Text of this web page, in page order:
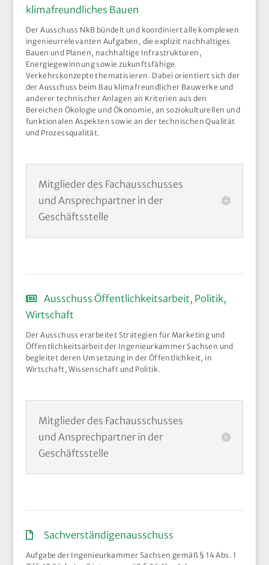
klimafreundliches Bauen
Der Ausschuss NkB bündelt und koordiniert alle komplexen
ingenieurrelevanten Aufgaben, die explizit nachhaltiges
Bauen und Planen, nachhaltige Infrastrukturen,
Energiegewinnung sowie zukunftsfähige
Verkehrskonzepte thematisieren. Dabei orientiert sich der
der Ausschuss beim Bau klimafreundlicher Bauwerke und
anderer technischer Anlagen an Kriterien aus den
Bereichen Ökologie und Ökonomie, an soziokulturellen und
funktionalen Aspekten sowie an der technischen Qualität
und Prozessqualität.
Mitglieder des Fachausschusses
und Ansprechpartner in der
Geschäftsstelle
Ausschuss Öffentlichkeitsarbeit, Politik,
Wirtschaft
Der Ausschuss erarbeitet Strategien für Marketing und
Öffentlichkeitsarbeit der Ingenieurkammer Sachsen und
begleitet deren Umsetzung in der Öffentlichkeit, in
Wirtschaft, Wissenschaft und Politik.
Mitglieder des Fachausschusses
und Ansprechpartner in der
Geschäftsstelle
Sachverständigenausschuss
Aufgabe der Ingenieurkammer Sachsen gemäß § 14 Abs. 1